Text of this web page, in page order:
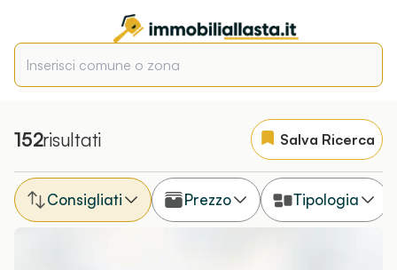
152risultati Salva Ricerca
Prezzo Tipologia
Consigliati